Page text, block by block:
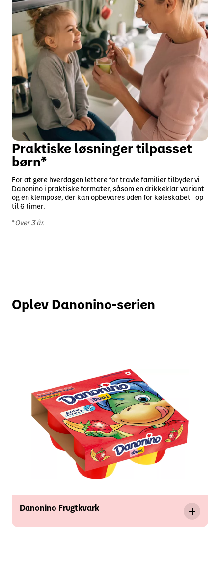
Praktiske løsninger tilpasset
børn*
For at gøre hverdagen lettere for travle familier tilbyder vi
Danonino i praktiske formater, såsom en drikkeklar variant
og en klempose, der kan opbevares uden for køleskabet i op
til 6 timer.
*Over 3 år.
Oplev Danonino-serien
Danonino Frugtkvark